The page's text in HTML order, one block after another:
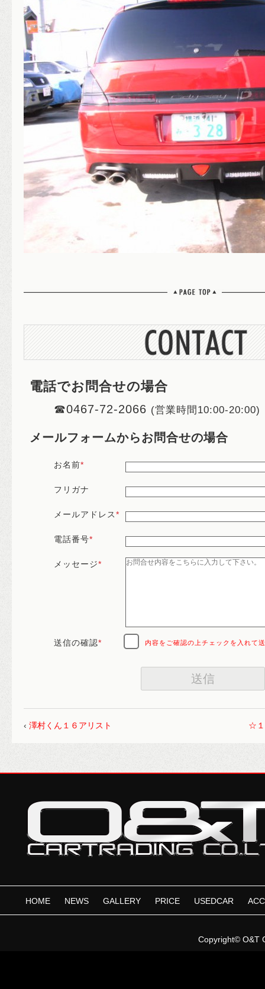
電話でお問合せの場合
☎0467-72-2066 (営業時間10:00-20:00)
メールフォームからお問合せの場合
お名前*
フリガナ
メールアドレス*
電話番号*
メッセージ*
送信の確認* 内容をご確認の上チェックを入れて
‹ 澤村くん１６アリスト ☆
HOME NEWS GALLERY PRICE USEDCAR
Copyright©O&T